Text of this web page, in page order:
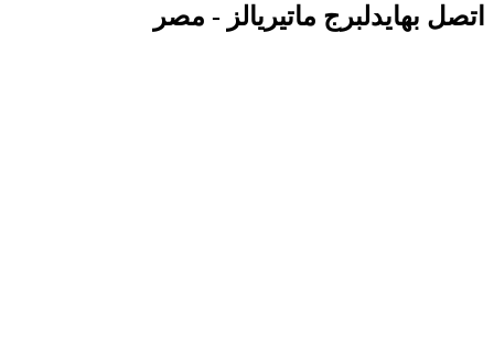
اتصل بهايدلبرج ماتيريالز - مصر